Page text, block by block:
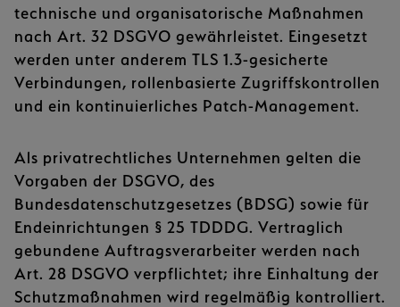
technische und organisatorische Maßnahmen
nach Art. 32 DSGVO gewährleistet. Eingesetzt
werden unter anderem TLS 1.3-gesicherte
Verbindungen, rollenbasierte Zugriffskontrollen
und ein kontinuierliches Patch-Management.
Als privatrechtliches Unternehmen gelten die
Vorgaben der DSGVO, des
Bundesdatenschutzgesetzes (BDSG) sowie für
Endeinrichtungen § 25 TDDDG. Vertraglich
gebundene Auftragsverarbeiter werden nach
Art. 28 DSGVO verpflichtet; ihre Einhaltung der
Schutzmaßnahmen wird regelmäßig kontrolliert.